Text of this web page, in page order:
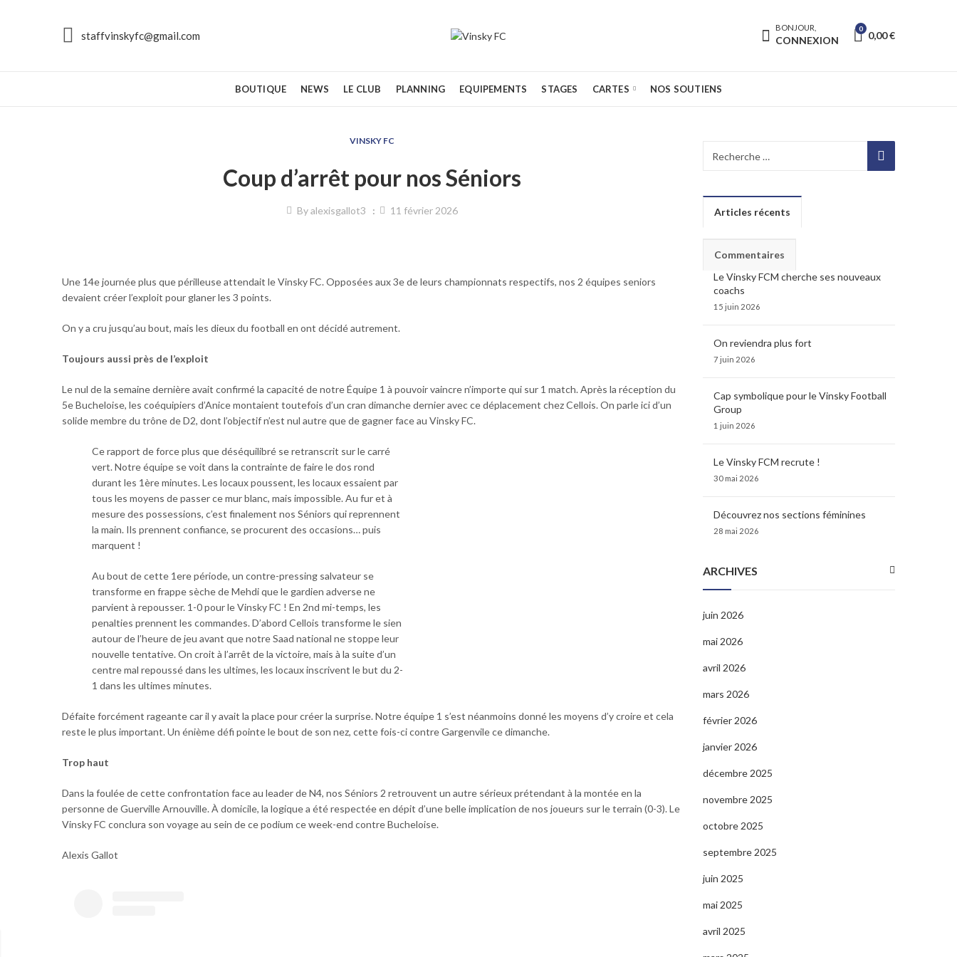
staffvinskyfc@gmail.com
BONJOUR,
CONNEXION
0
0,00€
BOUTIQUE NEWS LE CLUB PLANNING EQUIPEMENTS STAGES CARTES NOS SOUTIENS
VINSKY FC
Coup d’arrêt pour nos Séniors
Byalexisgallot3 11 février 2026
Une 14e journée plus que périlleuse attendait le Vinsky FC. Opposées aux 3e de leurs championnats respectifs, nos 2 équipes seniors
devaient créer l’exploit pour glaner les 3 points.
On y a cru jusqu’au bout, mais les dieux du football en ont décidé autrement.
Toujours aussi près de l’exploit
Le nul de la semaine dernière avait confirmé la capacité de notre Équipe 1 à pouvoir vaincre n’importe qui sur 1 match. Après la réception du
5e Bucheloise, les coéquipiers d’Anice montaient toutefois d’un cran dimanche dernier avec ce déplacement chez Cellois. On parle ici d’un
solide membre du trône de D2, dont l’objectif n’est nul autre que de gagner face au Vinsky FC.
Ce rapport de force plus que déséquilibré se retranscrit sur le carré
vert. Notre équipe se voit dans la contrainte de faire le dos rond
durant les 1ère minutes. Les locaux poussent, les locaux essaient par
tous les moyens de passer ce mur blanc, mais impossible. Au fur et à
mesure des possessions, c’est finalement nos Séniors qui reprennent
la main. Ils prennent confiance, se procurent des occasions… puis
marquent !
Au bout de cette 1ere période, un contre-pressing salvateur se
transforme en frappe sèche de Mehdi que le gardien adverse ne
parvient à repousser. 1-0 pour le Vinsky FC ! En 2nd mi-temps, les
penalties prennent les commandes. D’abord Cellois transforme le sien
autour de l’heure de jeu avant que notre Saad national ne stoppe leur
nouvelle tentative. On croit à l’arrêt de la victoire, mais à la suite d’un
centre mal repoussé dans les ultimes, les locaux inscrivent le but du 2-
1 dans les ultimes minutes.
Défaite forcément rageante car il y avait la place pour créer la surprise. Notre équipe 1 s’est néanmoins donné les moyens d’y croire et cela
reste le plus important. Un énième défi pointe le bout de son nez, cette fois-ci contre Gargenvile ce dimanche.
Trop haut
Dans la foulée de cette confrontation face au leader de N4, nos Séniors 2 retrouvent un autre sérieux prétendant à la montée en la
personne de Guerville Arnouville. À domicile, la logique a été respectée en dépit d’une belle implication de nos joueurs sur le terrain (0-3). Le
Vinsky FC conclura son voyage au sein de ce podium ce week-end contre Bucheloise.
Alexis Gallot
Articles récents
Commentaires
Le Vinsky FCM cherche ses nouveaux
coachs
15 juin 2026
On reviendra plus fort
7 juin 2026
Cap symbolique pour le Vinsky Football
Group
1 juin 2026
Le Vinsky FCM recrute !
30 mai 2026
Découvrez nos sections féminines
28 mai 2026
ARCHIVES
juin 2026
mai 2026
avril 2026
mars 2026
février 2026
janvier 2026
décembre 2025
novembre 2025
octobre 2025
septembre 2025
juin 2025
mai 2025
avril 2025